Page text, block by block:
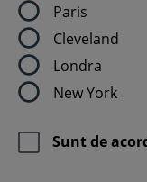
Paris
Cleveland
Londra
New York
Sunt de